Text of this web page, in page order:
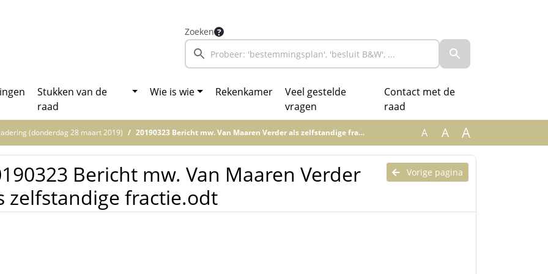
Zoeken
Stukken van de
raad
Wie is wie Rekenkamer
Veel gestelde
vragen
Contact met de
raad
(donderdag 28 maart 2019) 20190323 Bericht mw. Van Maaren Verder als zelfstandige fractie.odt A A A
Vorige pagina
Bericht mw. Van Maaren Verder
zelfstandige fractie.odt